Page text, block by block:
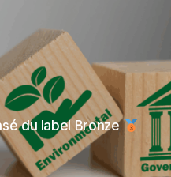
du label Bronze